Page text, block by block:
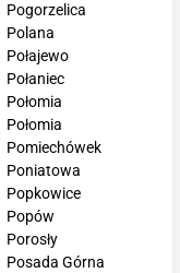
Pogorzelica
Polana
Połajewo
Połaniec
Połomia
Połomia
Pomiechówek
Poniatowa
Popkowice
Popów
Porosły
Posada Górna